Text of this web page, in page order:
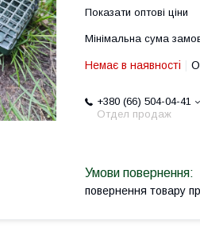
Показати оптові ціни
Мінімальна сума
Немає в наявності
+380 (66) 504-04-41
Отдел продаж
повернення товару